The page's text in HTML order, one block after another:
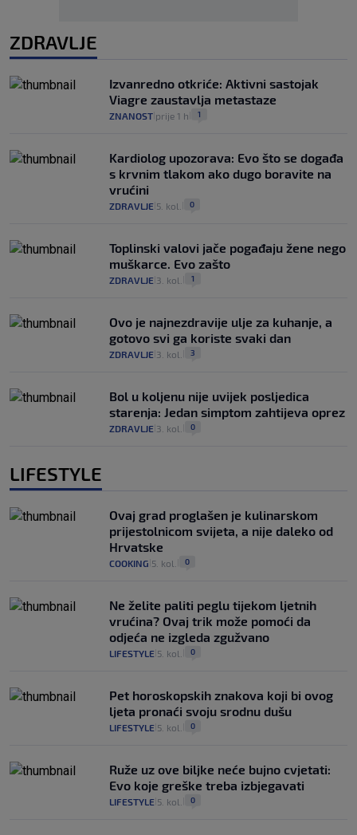
ZDRAVLJE
Izvanredno otkriće: Aktivni sastojak
Viagre zaustavlja metastaze
ZNANOST prije 1 h 1
Kardiolog upozorava: Evo što se događa
s krvnim tlakom ako dugo boravite na
vrućini
ZDRAVLJE 5. kol. 0
Toplinski valovi jače pogađaju žene nego
muškarce. Evo zašto
ZDRAVLJE 3. kol. 1
Ovo je najnezdravije ulje za kuhanje, a
gotovo svi ga koriste svaki dan
ZDRAVLJE 3. kol. 3
Bol u koljenu nije uvijek posljedica
starenja: Jedan simptom zahtijeva oprez
ZDRAVLJE 3. kol. 0
LIFESTYLE
Ovaj grad proglašen je kulinarskom
prijestolnicom svijeta, a nije daleko od
Hrvatske
COOKING 5. kol. 0
Ne želite paliti peglu tijekom ljetnih
vrućina? Ovaj trik može pomoći da
odjeća ne izgleda zgužvano
LIFESTYLE 5. kol. 0
Pet horoskopskih znakova koji bi ovog
ljeta pronaći svoju srodnu dušu
LIFESTYLE 5. kol. 0
Ruže uz ove biljke neće bujno cvjetati:
Evo koje greške treba izbjegavati
LIFESTYLE 5. kol. 0